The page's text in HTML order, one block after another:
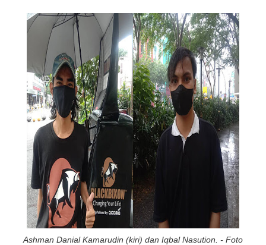
Ashman Danial Kamarudin (kiri) dan Iqbal Nasution. - Foto